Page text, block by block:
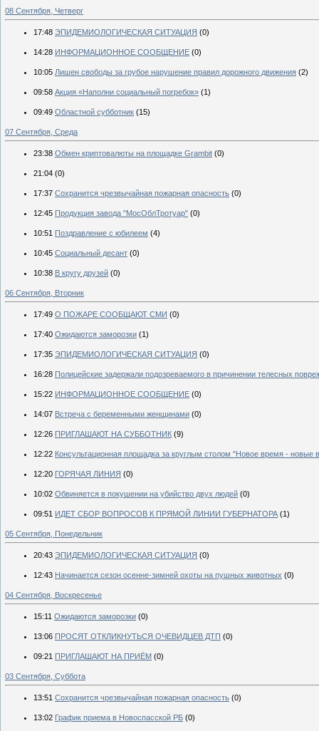
08 Сентября, Четверг
17:48 ЭПИДЕМИОЛОГИЧЕСКАЯ СИТУАЦИЯ (0)
14:28 ИНФОРМАЦИОННОЕ СООБЩЕНИЕ (0)
10:05 Лишен свободы за грубое нарушение правил дорожного движения (2)
09:58 Акция «Наполни социальный погребок» (1)
09:49 Областной субботник (15)
07 Сентября, Среда
23:38 Обмен криптовалюты на площадке Grambit (0)
21:04 (0)
17:37 Сохранится чрезвычайная пожарная опасность (0)
12:45 Продукция завода "МосОблТротуар" (0)
10:51 Поздравление с юбилеем (4)
10:45 Социальный десант (0)
10:38 В кругу друзей (0)
06 Сентября, Вторник
17:49 О ПОЖАРЕ СООБЩАЮТ СМИ (0)
17:40 Ожидаются заморозки (1)
17:35 ЭПИДЕМИОЛОГИЧЕСКАЯ СИТУАЦИЯ (0)
16:28 Полицейские задержали подозреваемого в причинении телесных
15:22 ИНФОРМАЦИОННОЕ СООБЩЕНИЕ (0)
14:07 Встреча с беременными женщинами (0)
12:26 ПРИГЛАШАЮТ НА СУББОТНИК (9)
12:22 Консультационная площадка за круглым столом "Новое время - новые
12:20 ГОРЯЧАЯ ЛИНИЯ (0)
10:02 Обвиняется в покушении на убийство двух людей (0)
09:51 ИДЕТ СБОР ВОПРОСОВ К ПРЯМОЙ ЛИНИИ ГУБЕРНАТОРА (1)
05 Сентября, Понедельник
20:43 ЭПИДЕМИОЛОГИЧЕСКАЯ СИТУАЦИЯ (0)
12:43 Начинается сезон осенне-зимней охоты на пушных животных (0)
04 Сентября, Воскресенье
15:11 Ожидаются заморозки (0)
13:06 ПРОСЯТ ОТКЛИКНУТЬСЯ ОЧЕВИДЦЕВ ДТП (0)
09:21 ПРИГЛАШАЮТ НА ПРИЁМ (0)
03 Сентября, Суббота
13:51 Сохранится чрезвычайная пожарная опасность (0)
13:02 График приема в Новоспасской РБ (0)